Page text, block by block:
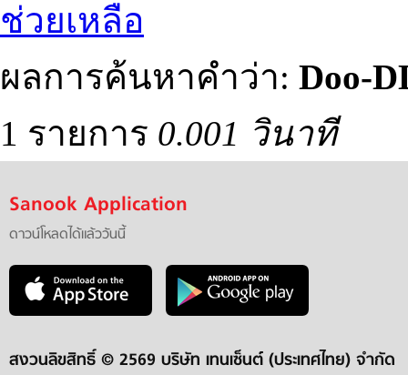
ช่วยเหลือ
ผลการค้นหาคำว่า: Doo-
1 รายการ 0.001 วินาที
Sanook Application
ดาวน์โหลดได้แล้ววันนี้
สงวนลิขสิทธิ์ © 2569 บริษัท เทนเซ็นต์ (ประเทศไทย) จำกัด